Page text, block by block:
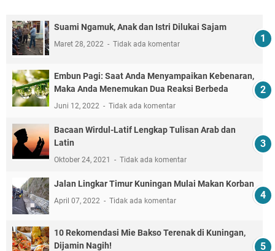
Suami Ngamuk, Anak dan Istri Dilukai Sajam
Maret 28, 2022 Tidak ada komentar
Embun Pagi: Saat Anda Menyampaikan Kebenaran,
Maka Anda Menemukan Dua Reaksi Berbeda
Juni 12, 2022 Tidak ada komentar
Bacaan Wirdul-Latif Lengkap Tulisan Arab dan
Latin
Oktober 24, 2021 Tidak ada komentar
Jalan Lingkar Timur Kuningan Mulai Makan Korban
April 07, 2022 Tidak ada komentar
10 Rekomendasi Mie Bakso Terenak di Kuningan,
Dijamin Nagih!